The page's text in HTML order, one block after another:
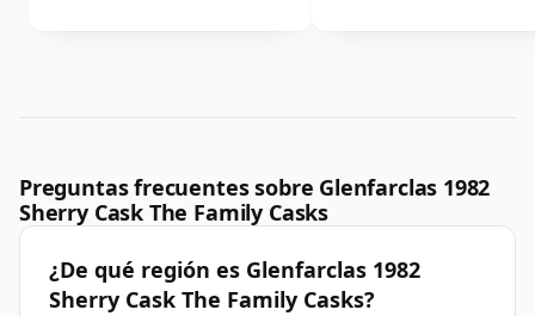
Preguntas frecuentes sobre Glenfarclas 1982
Sherry Cask The Family Casks
¿De qué región es Glenfarclas 1982
Sherry Cask The Family Casks?